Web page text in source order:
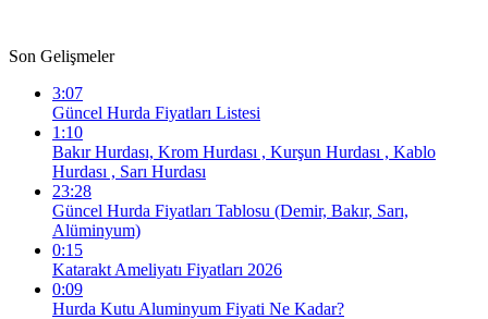
Son Gelişmeler
3:07
Güncel Hurda Fiyatları Listesi
1:10
Bakır Hurdası, Krom Hurdası , Kurşun Hurdası , Kablo
Hurdası , Sarı Hurdası
23:28
Güncel Hurda Fiyatları Tablosu (Demir, Bakır, Sarı,
Alüminyum)
0:15
Katarakt Ameliyatı Fiyatları 2026
0:09
Hurda Kutu Aluminyum Fiyati Ne Kadar?